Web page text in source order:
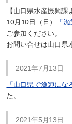
【山口県水産振興課
10月10日（日）
「
ご参加ください。
お問い合せは山口県
2021年7月13日
「山口県で漁師に
た。
2021年5月13日